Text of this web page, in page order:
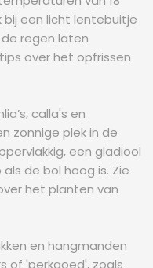
bij een licht lentebuitje
regen laten
over het opfrissen
calla's en
zonnige plek in de
een gladiool
de bol hoog is. Zie
het planten van
en hangmanden
of 'perkgoed', zoals